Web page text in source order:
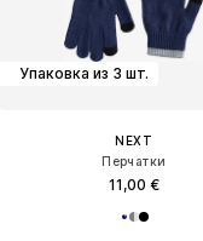
Упаковка из 3 шт.
NEXT
Перчатки
11,00 €